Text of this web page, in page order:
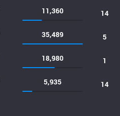
11,360 14
35,489 5
18,980 1
5,935 14